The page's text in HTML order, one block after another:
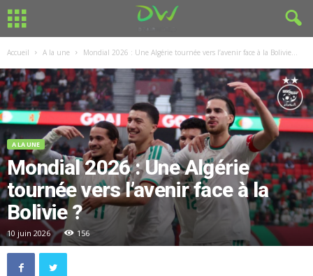
Accueil A la une Mondial 2026 : Une Algérie tournée vers l’avenir face à la Bolivie...
A LA UNE
Mondial 2026 : Une Algérie
tournée vers l’avenir face à la
Bolivie ?
10 juin 2026 156